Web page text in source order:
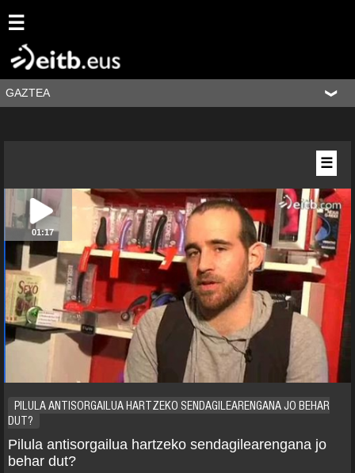
☰
GAZTEA
01:17
PILULA ANTISORGAILUA HARTZEKO SENDAGILEARENGANA JO BEHAR
DUT?
Pilula antisorgailua hartzeko sendagilearengana jo
behar dut?
☰